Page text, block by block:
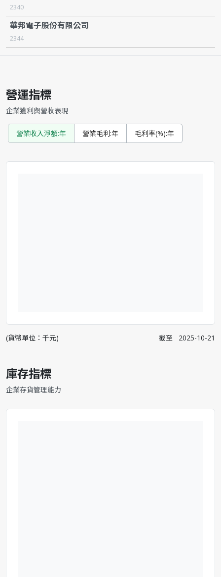
2340
華邦電子股份有限公司
2344
營運指標
企業獲利與營收表現
營業收入淨額:年 營業毛利:年 毛利率(%):年
(貨幣單位：千元) 截至 2025-10-21
庫存指標
企業存貨管理能力